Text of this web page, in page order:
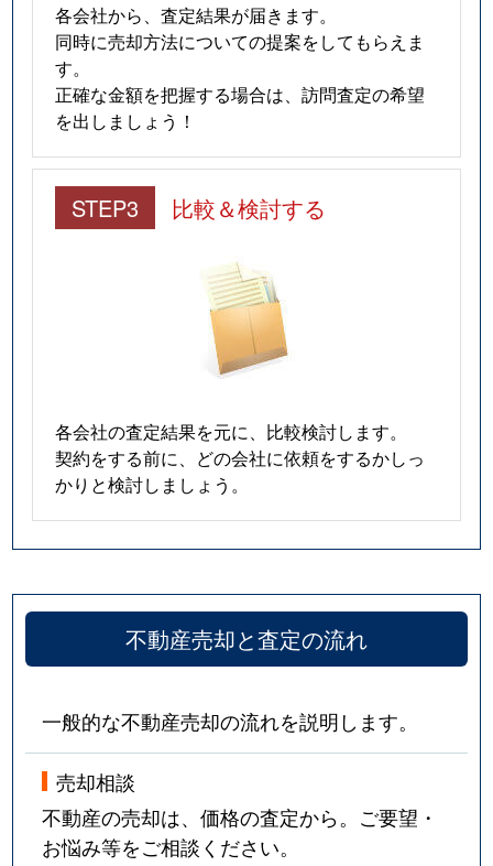
各会社から、査定結果が届きます。
同時に売却方法についての提案をしてもらえま
す。
正確な金額を把握する場合は、訪問査定の希望
を出しましょう！
STEP3 比較＆検討する
各会社の査定結果を元に、比較検討します。
契約をする前に、どの会社に依頼をするかしっ
かりと検討しましょう。
不動産売却と査定の流れ
一般的な不動産売却の流れを説明します。
売却相談
不動産の売却は、価格の査定から。ご要望・
お悩み等をご相談ください。